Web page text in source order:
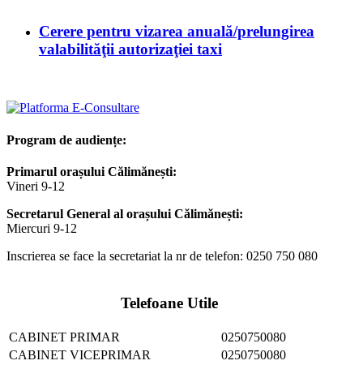
Cerere pentru vizarea anuală/prelungirea
valabilităţii autorizaţiei taxi
Program de audiențe:
Primarul orașului Călimănești:
Vineri 9-12
Secretarul General al orașului Călimănești:
Miercuri 9-12
Inscrierea se face la secretariat la nr de telefon: 0250 750 080
Telefoane Utile
CABINET PRIMAR
0250750080
CABINET VICEPRIMAR
0250750080